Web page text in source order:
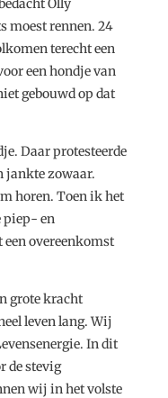
Olly
moest rennen. 24
terecht een
een hondje van
gebouwd op dat
Daar protesteerde
jankte zowaar.
horen. Toen ik het
piep- en
overeenkomst
grote kracht
leven lang. Wij
In dit
de stevig
wij in het volste